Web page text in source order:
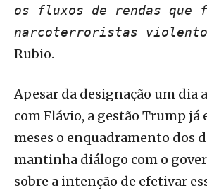
os fluxos de rendas que
narcoterroristas
Rubio.
Apesar da designação um dia
com Flávio, a gestão Trump já
meses o enquadramento dos
mantinha diálogo com o
sobre a intenção de efetivar